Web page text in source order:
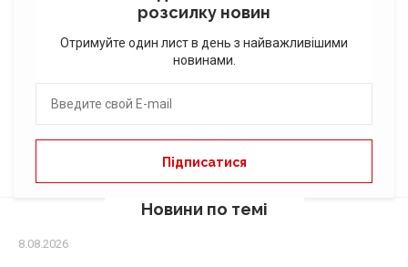
розсилку новин
Отримуйте один лист в день з найважливішими
новинами.
Новини по темі
8.08.2026